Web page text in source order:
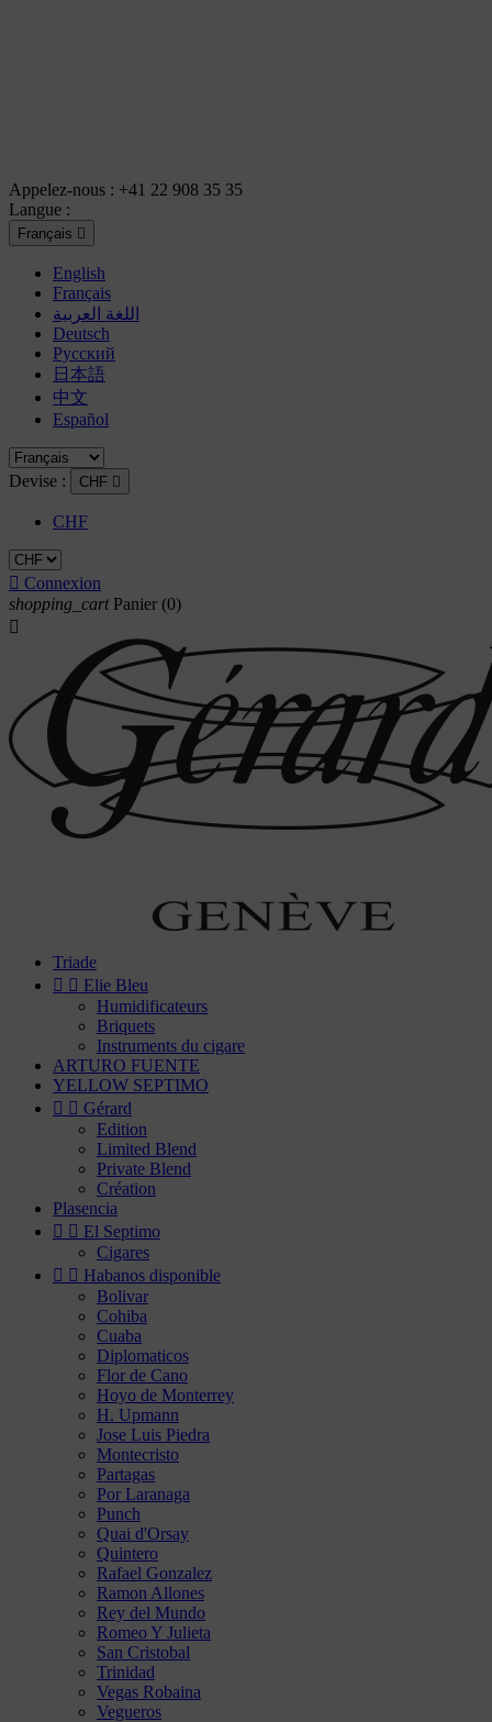
Appelez-nous : +41 22 908 35 35
Langue :
Français 
English
Français
اللغة العربية
Deutsch
Русский
日本語
中文
Español
Devise : CHF 
CHF
 Connexion
shopping_cart Panier (0)

Triade
  Elie Bleu
Humidificateurs
Briquets
Instruments du cigare
ARTURO FUENTE
YELLOW SEPTIMO
  Gérard
Edition
Limited Blend
Private Blend
Création
Plasencia
  El Septimo
Cigares
  Habanos disponible
Bolivar
Cohiba
Cuaba
Diplomaticos
Flor de Cano
Hoyo de Monterrey
H. Upmann
Jose Luis Piedra
Montecristo
Partagas
Por Laranaga
Punch
Quai d'Orsay
Quintero
Rafael Gonzalez
Ramon Allones
Rey del Mundo
Romeo Y Julieta
San Cristobal
Trinidad
Vegas Robaina
Vegueros